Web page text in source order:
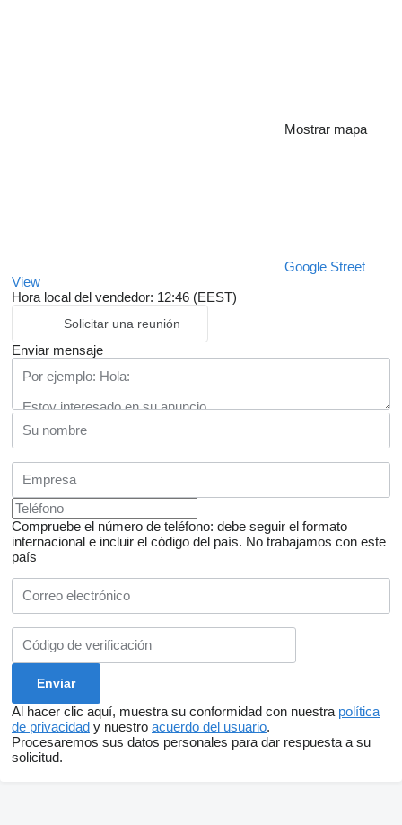
Mostrar mapa
Google Street
View
Hora local del vendedor: 12:46 (EEST)
Solicitar una reunión
Enviar mensaje
Compruebe el número de teléfono: debe seguir el formato
internacional e incluir el código del país. No trabajamos con este
país
Al hacer clic aquí, muestra su conformidad con nuestra política
de privacidad y nuestro acuerdo del usuario.
Procesaremos sus datos personales para dar respuesta a su
solicitud.